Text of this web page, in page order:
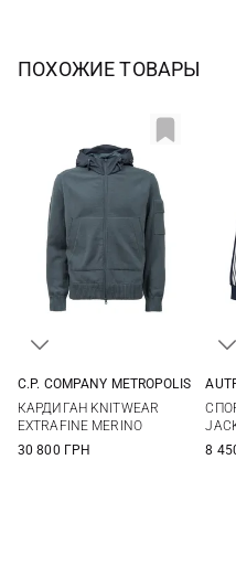
ПОХОЖИЕ ТОВАРЫ
C.P. COMPANY METROPOLIS
КАРДИГАН KNITWEAR
EXTRAFINE MERINO
30 800 ГРН
8